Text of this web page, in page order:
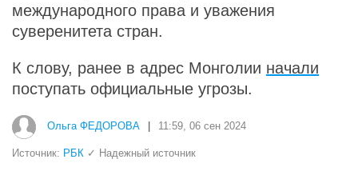
международного права и уважения
суверенитета стран.
К слову, ранее в адрес Монголии начали
поступать официальные угрозы.
Ольга ФЕДОРОВА 11:59, 06 сен 2024
Источник: РБК ✓ Надежный источник